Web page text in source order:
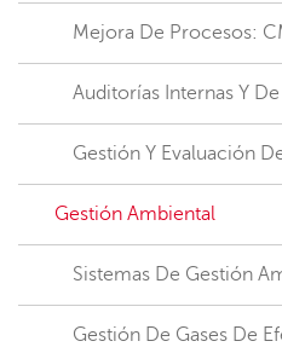
Mejora De Procesos:
Auditorías Internas Y
Gestión Y Evaluación
Gestión Ambiental
Sistemas De Gestión
Gestión De Gases De